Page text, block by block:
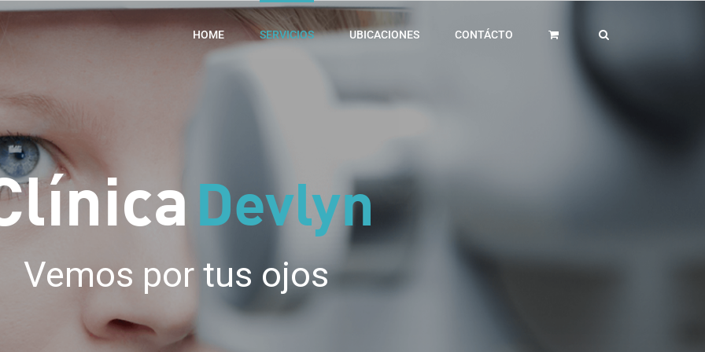
HOME SERVICIOS UBICACIONES CONTÁCTO
Devlyn
Vemos por tus ojos